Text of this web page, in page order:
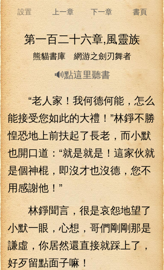
設置 上一章 下一章 書頁
第一百二十六章,風靈族
熊貓書庫 網游之劍刃舞者
🔊點這里聽書
“老人家！我何德何能，怎么
能接受您如此的大禮！”林錚不勝
惶恐地上前扶起了長老，而小默
也開口道：“就是就是！這家伙就
是個神棍，即沒才也沒德，您不
用感謝他！”
林錚聞言，很是哀怨地望了
小默一眼，心想，哥們剛剛那是
謙虛，你居然還直接就踩上了，
好歹留點面子嘛！